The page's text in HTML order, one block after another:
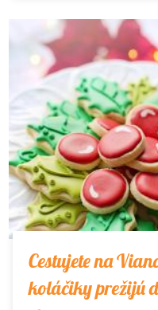
Cestujete na
koláčiky prežijú